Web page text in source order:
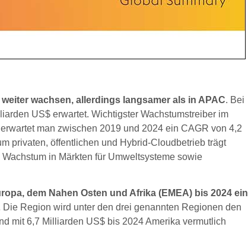
wachsen, allerdings langsamer als in APAC. Bei
US$ erwartet. Wichtigster Wachstumstreiber im
man zwischen 2019 und 2024 ein CAGR von 4,2
privaten, öffentlichen und Hybrid-Cloudbetrieb trägt
in Märkten für Umweltsysteme sowie
dem Nahen Osten und Afrika (EMEA) bis 2024 ein
Die Region wird unter den drei genannten Regionen den
mit 6,7 Milliarden US$ bis 2024 Amerika vermutlich